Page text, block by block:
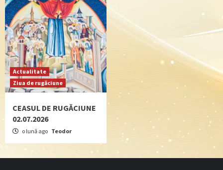
Actualitate
Ziua de rugăciune
CEASUL DE RUGĂCIUNE
02.07.2026
o lună ago Teodor